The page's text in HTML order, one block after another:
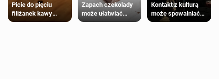
Picie do pięciu
filiżanek kawy
dziennie jest
Zapach czekolady
może ułatwiać
trening siłowy
Kontakt z kulturą
może spowalniać
starzenie